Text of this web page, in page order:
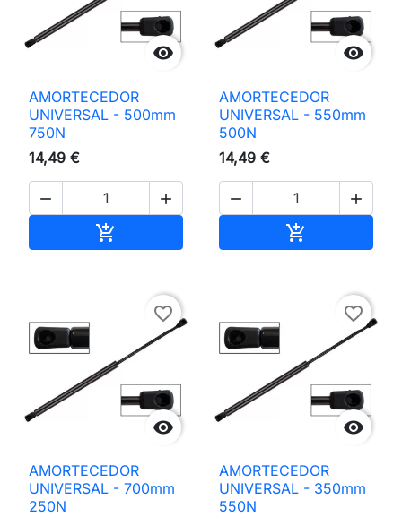

AMORTECEDOR
UNIVERSAL - 500mm
750N
14,49 €
 


AMORTECEDOR
UNIVERSAL - 550mm
500N
14,49 €
 


favorite_border
AMORTECEDOR
UNIVERSAL - 700mm
250N

favorite_border
AMORTECEDOR
UNIVERSAL - 350mm
550N